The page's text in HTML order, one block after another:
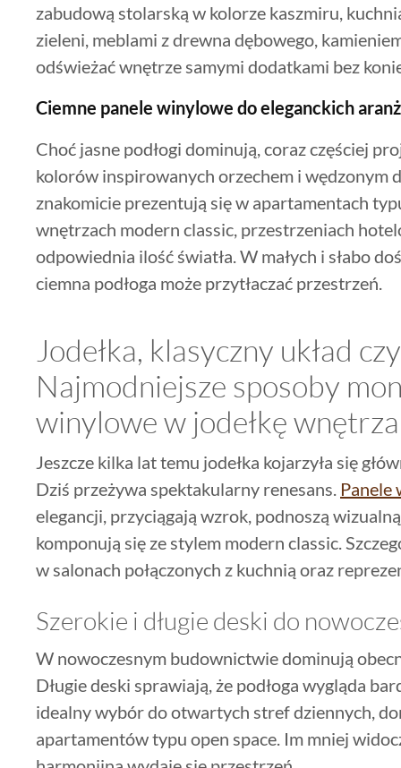
zabudową stolarską w kolorze kaszmiru,
zieleni, meblami z drewna dębowego,
odświeżać wnętrze samymi dodatkami bez
Ciemne panele winylowe do eleganckich
Choć jasne podłogi dominują, coraz częściej
kolorów inspirowanych orzechem i wędzonym
znakomicie prezentują się w apartamentach
wnętrzach modern classic, przestrzeniach
odpowiednia ilość światła. W małych i słabo
ciemna podłoga może przytłaczać przestrzeń.
Jodełka, klasyczny układ
Najmodniejsze sposoby
winylowe w jodełkę
Jeszcze kilka lat temu jodełka kojarzyła się
Dziś przeżywa spektakularny renesans. Panele
elegancji, przyciągają wzrok, podnoszą
komponują się ze stylem modern classic.
w salonach połączonych z kuchnią oraz
Szerokie i długie deski do
W nowoczesnym budownictwie dominują
Długie deski sprawiają, że podłoga wygląda
idealny wybór do otwartych stref dziennych,
apartamentów typu open space. Im mniej